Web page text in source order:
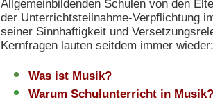
Allgemeinbildenden Schulen von den
der Unterrichtsteilnahme-Verpflichtung
seiner Sinnhaftigkeit und
Kernfragen lauten seitdem immer wieder:
Was ist Musik?
Warum Schulunterricht in Musik?